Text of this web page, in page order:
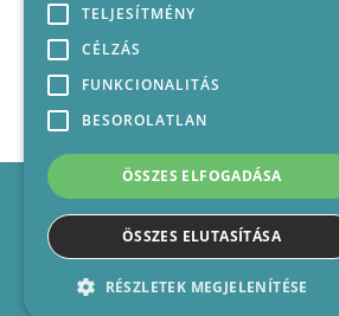
Impresszum
Felhasználási feltételek
Kapcsolat
TELJESÍTMÉNY
CÉLZÁS
FUNKCIONALITÁS
BESOROLATLAN
ÖSSZES ELFOGADÁSA
ÖSSZES ELUTASÍTÁSA
RÉSZLETEK MEGJELENÍTÉSE